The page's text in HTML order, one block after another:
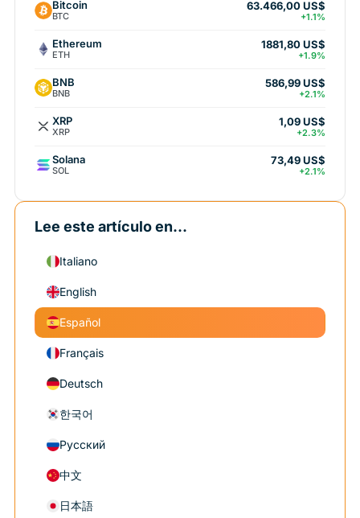
Bitcoin
BTC
63.466,00 US$
+1.1%
Ethereum
ETH
1881,80 US$
+1.9%
BNB
BNB
586,99 US$
+2.1%
XRP
XRP
1,09 US$
+2.3%
Solana
SOL
73,49 US$
+2.1%
Lee este artículo en...
Italiano
English
Español
Français
Deutsch
한국어
Русский
中文
日本語